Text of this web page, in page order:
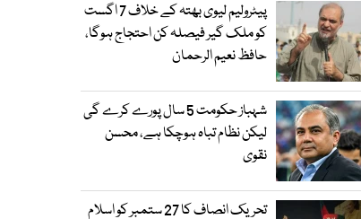
پیٹرولیم لیوی بھتہ کے خلاف 7 اگست
کو ملک گیر فیصلہ کن احتجاج ہوگا،
حافظ نعیم الرحمان
شہباز حکومت 5 سال پورے کرے گی
لیکن نظام تباہ ہوچکا ہے، محسن
نقوی
تحریک انصاف کا 27 ستمبر کو اسلام